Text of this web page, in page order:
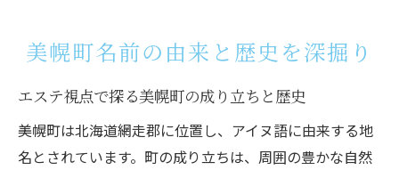
アイヌ語から読み解く美幌の意味とは
エステが紡ぐ美幌のアイヌ語の意味解説
美幌とエステを結ぶ伝統的な言葉の力
エステ体験で知る美幌町のアイヌ語由来
アイヌ語の美幌とエステの深い関係性
美幌町名前の由来と歴史を深掘り
エステ視点で探る美幌町の成り立ちと歴史
美幌町は北海道網走郡に位置し、アイヌ語に由来する地
名とされています。町の成り立ちは、周囲の豊かな自然